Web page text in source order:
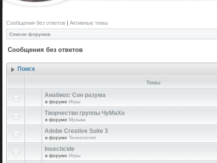
Сообщения без ответов | Активные темы
Список форумов
Сообщения без ответов
Поиск
Темы
Анабиоз: Сон разума
в форуме Игры
Творчество группы ЧуМаХо
в форуме Музыка
Adobe Creative Suite 3
в форуме Технология
Insecticide
в форуме Игры